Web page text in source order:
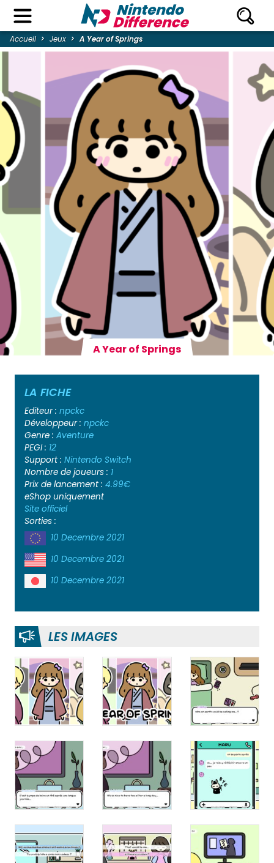
Accueil Jeux A Year of Springs
A Year of Springs
LA FICHE
Editeur : npckc
Développeur : npckc
Genre : Aventure
PEGI : 12
Support : Nintendo Switch
Nombre de joueurs : 1
Prix de lancement : 4.99€
eShop uniquement
Site officiel
Sorties :
10 Decembre 2021
10 Decembre 2021
10 Decembre 2021
LES IMAGES